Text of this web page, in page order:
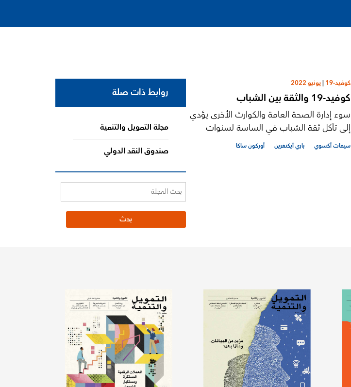
كوفيد-19 |يونيو 2022
كوفيد-19 والثقة بين الشباب
سوء إدارة الصحة العامة والكوارث الأخرى يؤدي
إلى تآكل ثقة الشباب في الساسة لسنوات
سيفات أكسوي باري آيكنغرين أوركون ساكا
روابط ذات صلة
مجلة التمويل والتنمية
صندوق النقد الدولي